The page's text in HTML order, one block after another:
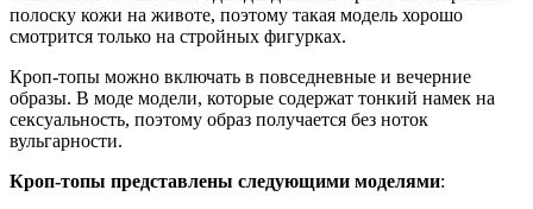
полоску кожи на животе, поэтому такая модель хорошо
смотрится только на стройных фигурках.
Кроп-топы можно включать в повседневные и вечерние
образы. В моде модели, которые содержат тонкий намек на
сексуальность, поэтому образ получается без ноток
вульгарности.
Кроп-топы представлены следующими моделями: